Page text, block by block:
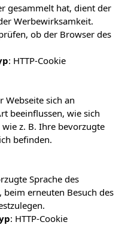
gesammelt hat, dient der
Werbewirksamkeit.
ob der Browser des
: HTTP-Cookie
Webseite sich an
beeinflussen, wie sich
z. B. Ihre bevorzugte
befinden.
Sprache des
beim erneuten Besuch des
: HTTP-Cookie